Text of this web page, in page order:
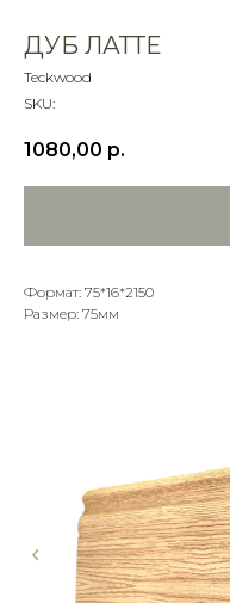
ДУБ ЛАТТЕ
Teckwood
SKU:
1080,00 р.
Формат: 75*16*2150
Размер: 75мм